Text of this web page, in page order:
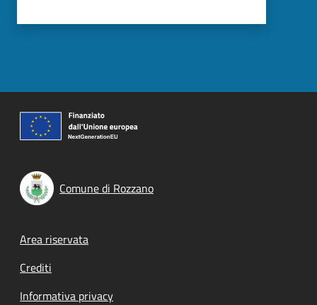
Comune di Rozzano
Footer menu
Area riservata
Crediti
Informativa privacy